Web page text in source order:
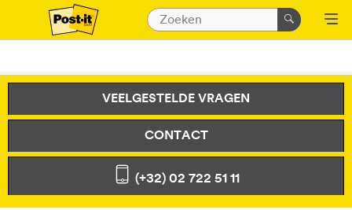
VEELGESTELDE VRAGEN
CONTACT
(+32) 02 722 51 11